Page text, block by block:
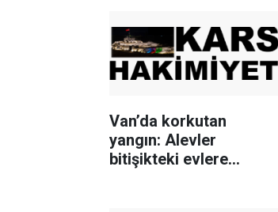
Van’da korkutan
yangın: Alevler
bitişikteki evlere